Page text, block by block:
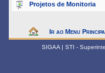
Projetos de Monitoria
Ir ao Menu
SIGAA | STI -